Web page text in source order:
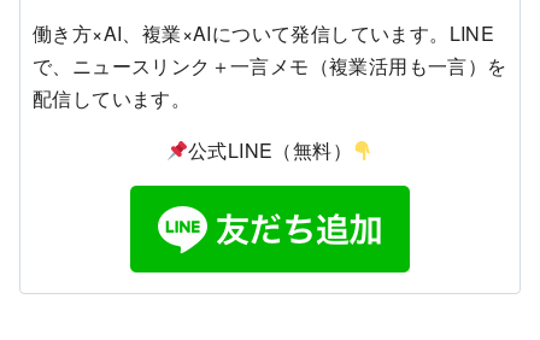
働き方×AI、複業×AIについて発信しています。LINE
で、ニュースリンク＋一言メモ（複業活用も一言）を
配信しています。
公式LINE（無料）